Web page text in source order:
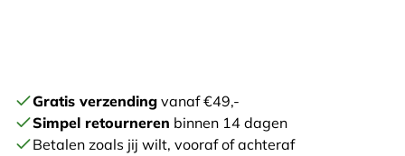
Gratis verzending vanaf €49,-
Simpel retourneren binnen 14 dagen
Betalen zoals jij wilt, vooraf of achteraf